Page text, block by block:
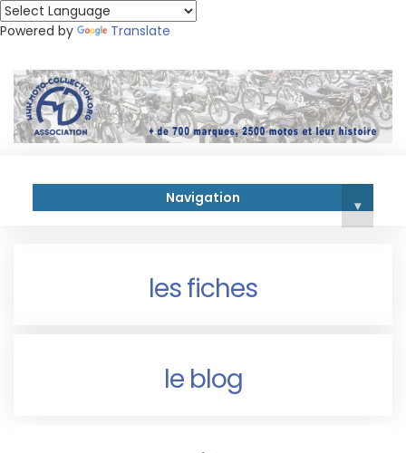
Powered by Translate
Navigation ▾
les fiches
le blog